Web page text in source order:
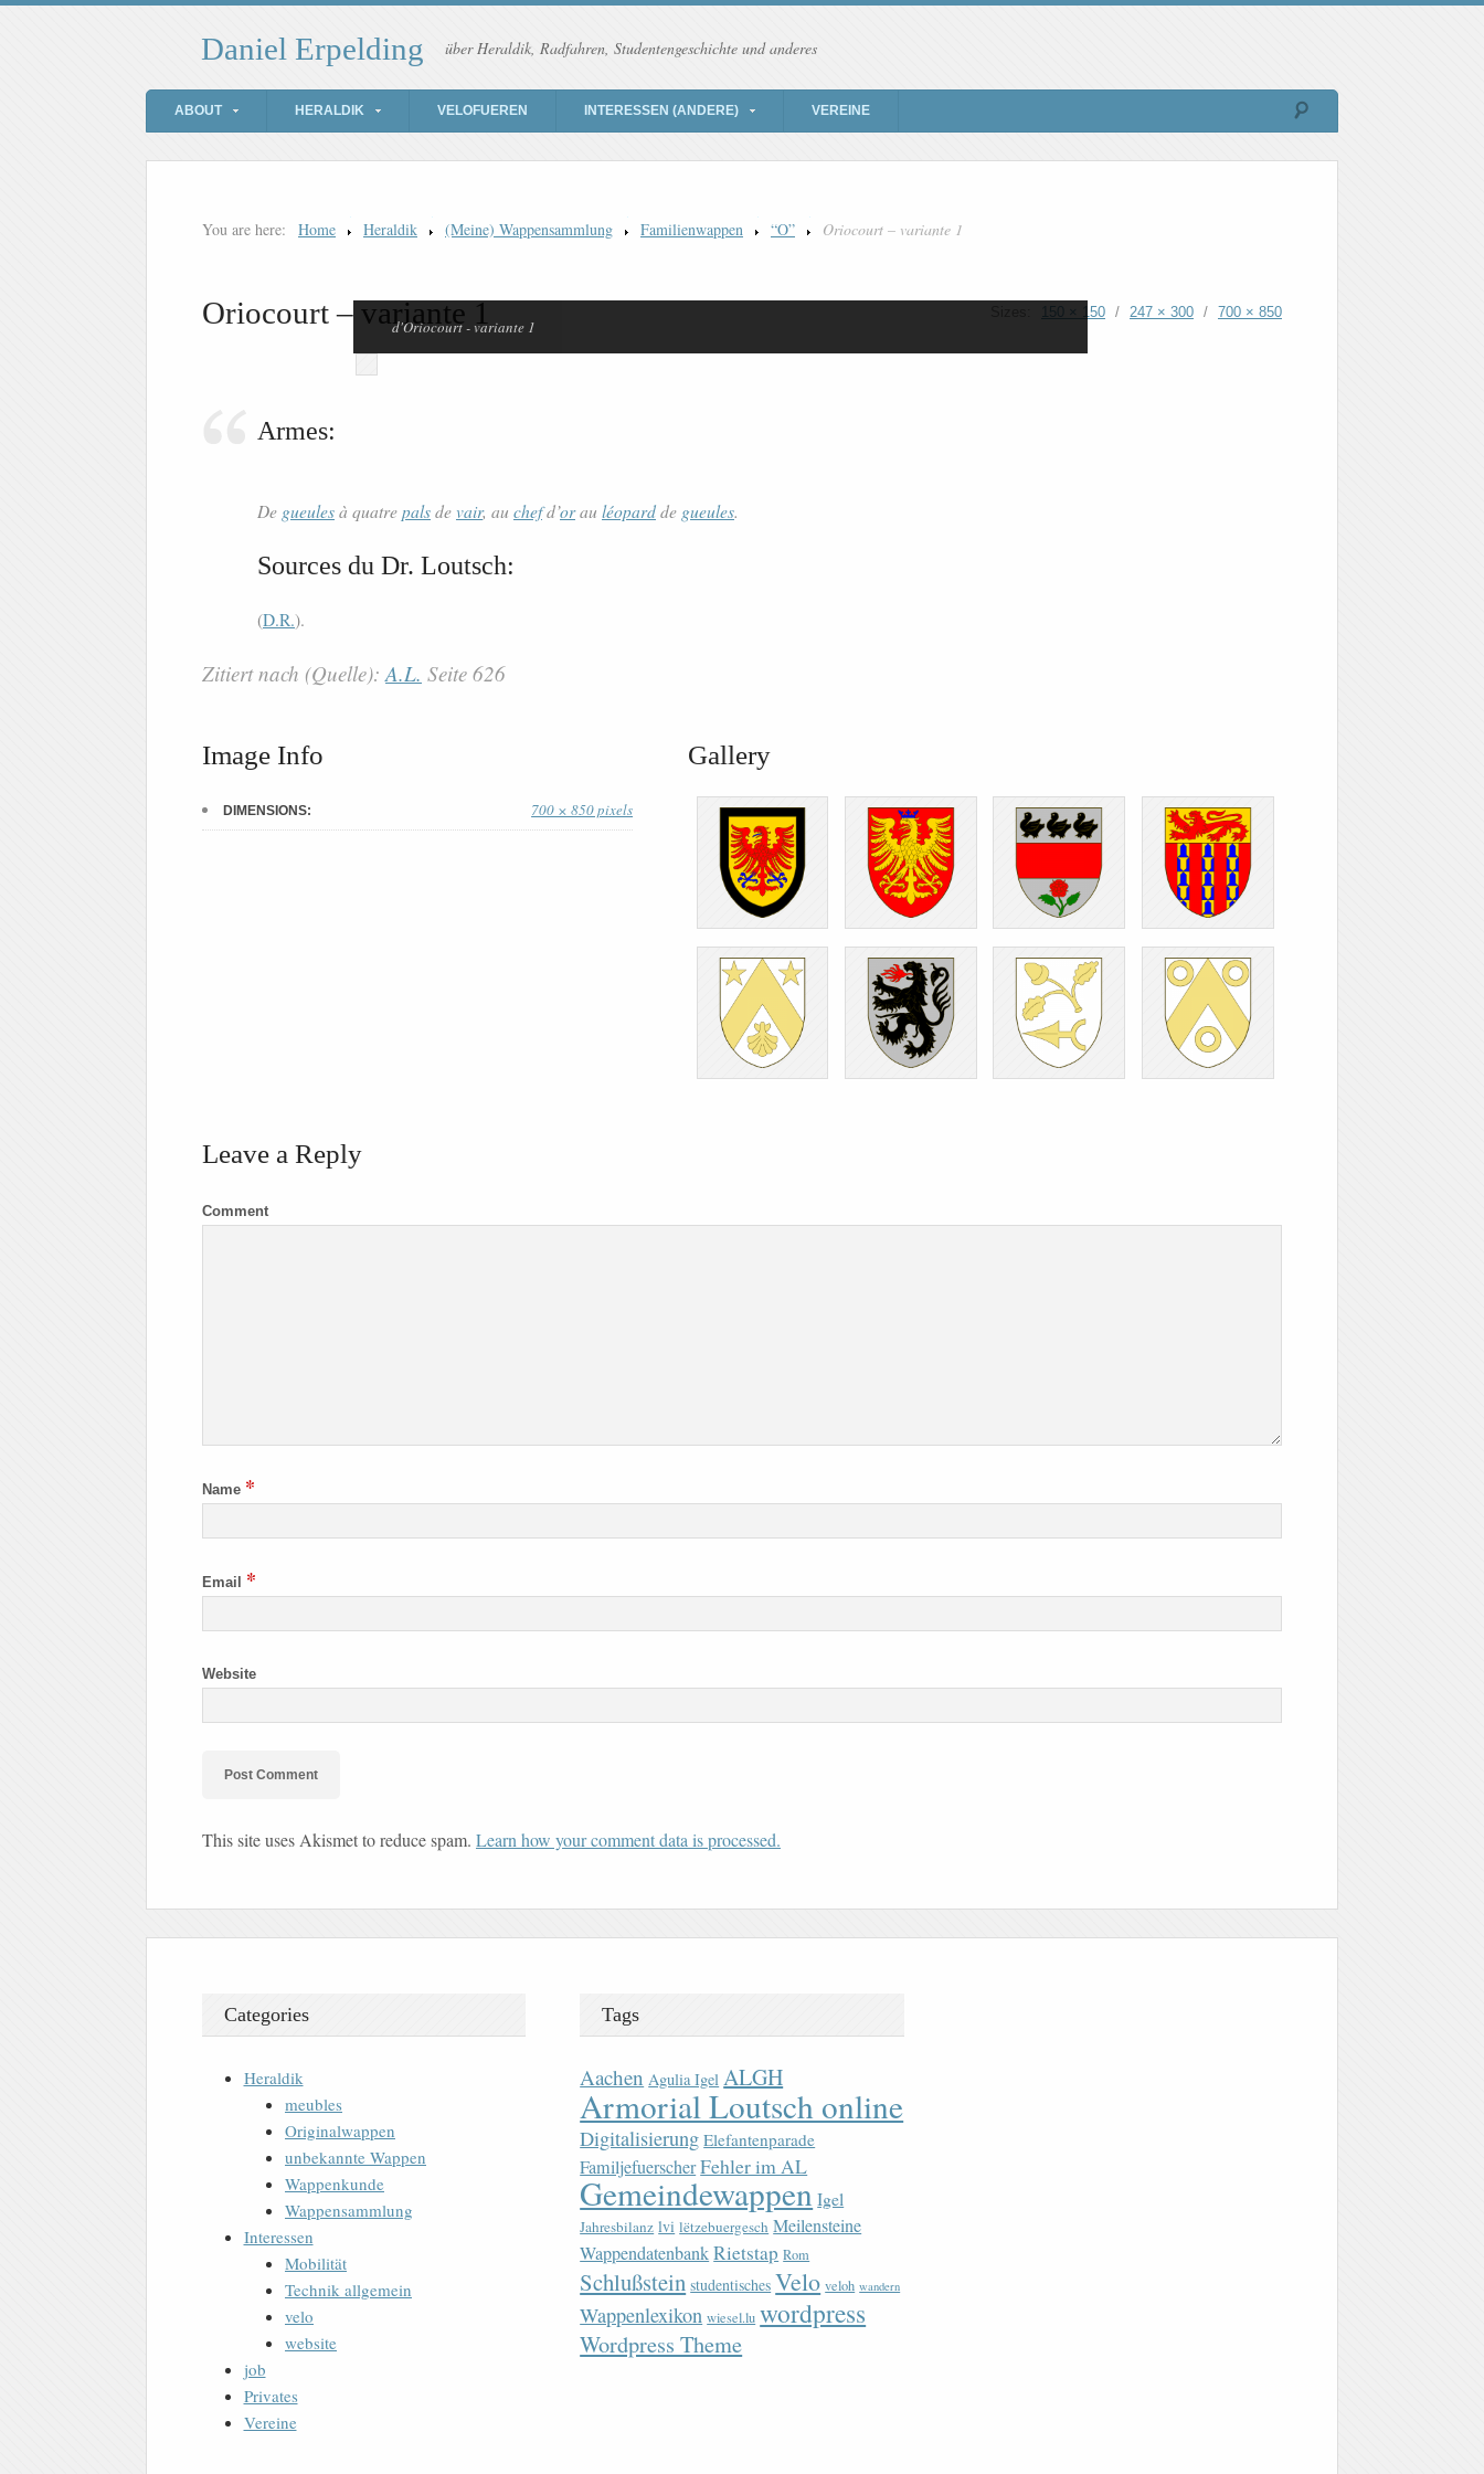
Daniel Erpelding über Heraldik, Radfahren, Studentengeschichte und anderes
ABOUT HERALDIK VELOFUEREN INTERESSEN (ANDERE) VEREINE
You are here: Home Heraldik (Meine) Wappensammlung Familienwappen “O” Oriocourt – variante 1
Oriocourt – variante 1 150 × 150 / 247 × 300 / 700 × 850
d'Oriocourt - variante 1
Armes:
De gueulesà quatrepalsdevair, au chefd’orau léopardde gueules.
Sources du Dr. Loutsch:
(D.R.).
Zitiert nach (Quelle):A.L. Seite 626
Image Info
DIMENSIONS: 700 × 850 pixels
Gallery
Leave a Reply
Comment
Name *
Email *
Website
This site uses Akismet to reduce spam. Learn how your comment data is processed.
Categories
Heraldik
meubles
Originalwappen
unbekannte Wappen
Wappenkunde
Wappensammlung
Interessen
Mobilität
Technik allgemein
velo
website
job
Privates
Vereine
Tags
Aachen Agulia Igel ALGH
Armorial Loutsch online
Digitalisierung Elefantenparade
FamiljefuerscherFehler im AL
Gemeindewappen Igel
Jahresbilanz lvi lëtzebuergesch Meilensteine
WappendatenbankRietstap Rom
Schlußstein studentisches Velo veloh wandern
Wappenlexikon wiesel.lu wordpress
Wordpress Theme